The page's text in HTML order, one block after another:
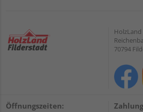
70794
Öffnungszeiten: